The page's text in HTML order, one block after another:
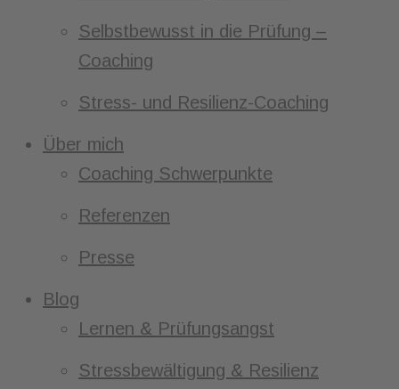
Selbstbewusst in die Prüfung –
Coaching
Stress- und Resilienz-Coaching
Über mich
Coaching Schwerpunkte
Referenzen
Presse
Blog
Lernen & Prüfungsangst
Stressbewältigung & Resilienz